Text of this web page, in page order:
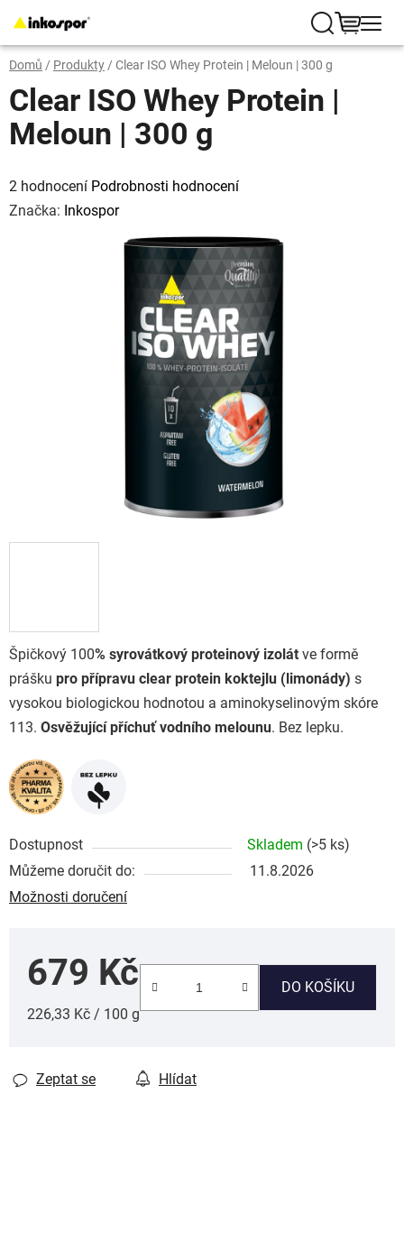
na
obsah
Hledat
Domů / Produkty/ Clear ISO Whey Protein | Meloun | 300 g
Špičkový 100% syrovátkový proteinový izolát ve formě
prášku pro přípravu clear protein koktejlu (limonády) s
vysokou biologickou hodnotou a aminokyselinovým skóre
113. Osvěžující příchuť vodního melounu. Bez lepku.
Dostupnost Skladem (>5 ks)
Můžeme doručit do:
11.8.2026
Možnosti doručení
679 Kč
Měrná cena:
226,33 Kč / 100 g
DO KOŠÍKU
Zeptat se Hlídat
Clear ISO Whey Protein |
Meloun | 300 g
hodnocení
produktu
je
3,0
2 hodnocení Podrobnosti hodnocení
Značka: Inkospor